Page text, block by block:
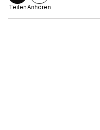
TeilenAnhören